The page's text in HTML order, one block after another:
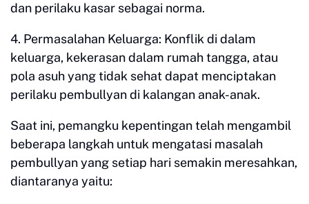
dan perilaku kasar sebagai norma.
4. Permasalahan Keluarga: Konflik di dalam
keluarga, kekerasan dalam rumah tangga, atau
pola asuh yang tidak sehat dapat menciptakan
perilaku pembullyan di kalangan anak-anak.
Saat ini, pemangku kepentingan telah mengambil
beberapa langkah untuk mengatasi masalah
pembullyan yang setiap hari semakin meresahkan,
diantaranya yaitu: